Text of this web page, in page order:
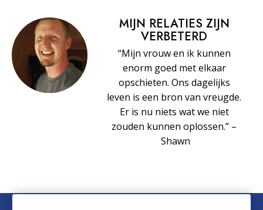
MIJN RELATIES ZIJN
VERBETERD
“Mijn vrouw en ik kunnen
enorm goed met elkaar
opschieten. Ons dagelijks
leven is een bron van vreugde.
Er is nu niets wat we niet
zouden kunnen oplossen.” –
Shawn